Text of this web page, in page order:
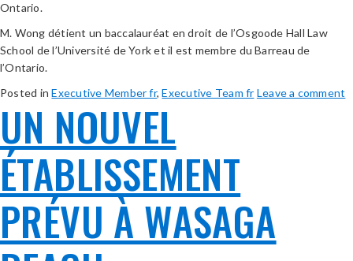
Ontario.
M. Wong détient un baccalauréat en droit de l’Osgoode Hall Law
School de l’Université de York et il est membre du Barreau de
l’Ontario.
Posted inExecutive Member fr,Executive Team fr Leave a comment
UN NOUVEL
ÉTABLISSEMENT
PRÉVU À WASAGA